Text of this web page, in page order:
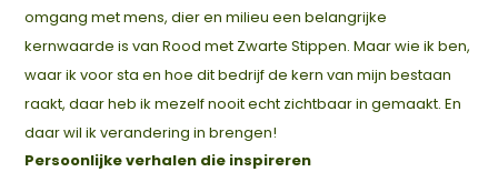
omgang met mens, dier en milieu een belangrijke
kernwaarde is van Rood met Zwarte Stippen. Maar wie ik ben,
waar ik voor sta en hoe dit bedrijf de kern van mijn bestaan
raakt, daar heb ik mezelf nooit echt zichtbaar in gemaakt. En
daar wil ik verandering in brengen!
Persoonlijke verhalen die inspireren